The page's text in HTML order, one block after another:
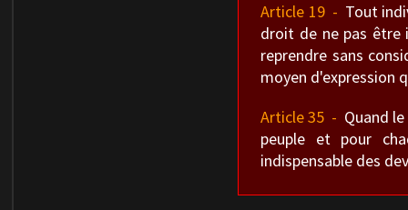
Article 19 - Tout
droit de ne pas être
reprendre sans
moyen d'expression
Article 35 - Quand
peuple et pour
indispensable des